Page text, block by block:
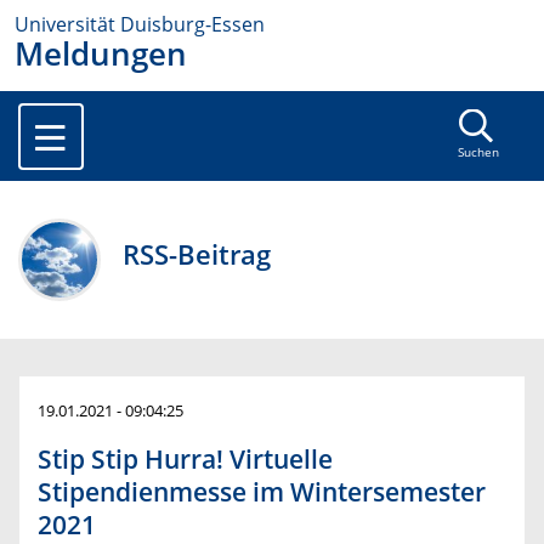
Universität Duisburg-Essen
Meldungen
Suchen
RSS-Beitrag
19.01.2021 - 09:04:25
Stip Stip Hurra! Virtuelle
Stipendienmesse im Wintersemester
2021